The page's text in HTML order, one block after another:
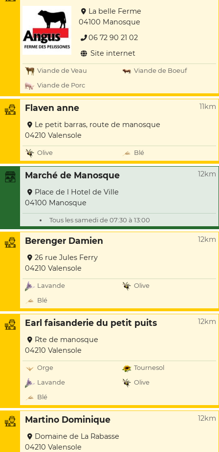
La belle Ferme
04100 Manosque
06 72 90 21 02
Site internet
Viande de Veau
Viande de Boeuf
Viande de Porc
Flaven anne 11km
Le petit barras, route de manosque
04210 Valensole
Olive Blé
Marché de Manosque 12km
Place de l Hotel de Ville
04100 Manosque
Tous les samedi de 07:30 à 13:00
Berenger Damien 12km
26 rue Jules Ferry
04210 Valensole
Lavande
Olive
Blé
Earl faisanderie du petit puits 12km
Rte de manosque
04210 Valensole
Orge
Tournesol
Lavande
Olive
Blé
Martino Dominique 12km
Domaine de La Rabasse
04210 Valensole